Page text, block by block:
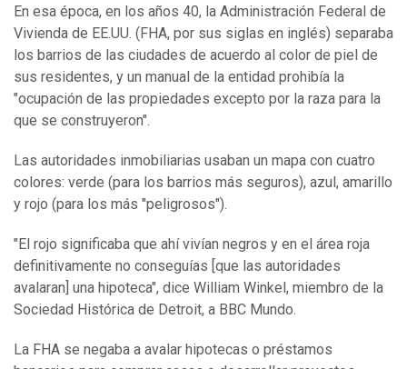
En esa época, en los años 40, la Administración Federal de
Vivienda de EE.UU. (FHA, por sus siglas en inglés) separaba
los barrios de las ciudades de acuerdo al color de piel de
sus residentes, y un manual de la entidad prohibía la
"ocupación de las propiedades excepto por la raza para la
que se construyeron".
Las autoridades inmobiliarias usaban un mapa con cuatro
colores: verde (para los barrios más seguros), azul, amarillo
y rojo (para los más "peligrosos").
"El rojo significaba que ahí vivían negros y en el área roja
definitivamente no conseguías [que las autoridades
avalaran] una hipoteca", dice William Winkel, miembro de la
Sociedad Histórica de Detroit, a BBC Mundo.
La FHA se negaba a avalar hipotecas o préstamos